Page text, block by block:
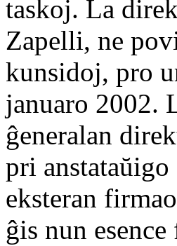
taskoj. La
Zapelli, ne
kunsidoj, pro
januaro 2002.
ĝeneralan
pri anstataŭigo
eksteran
ĝis nun